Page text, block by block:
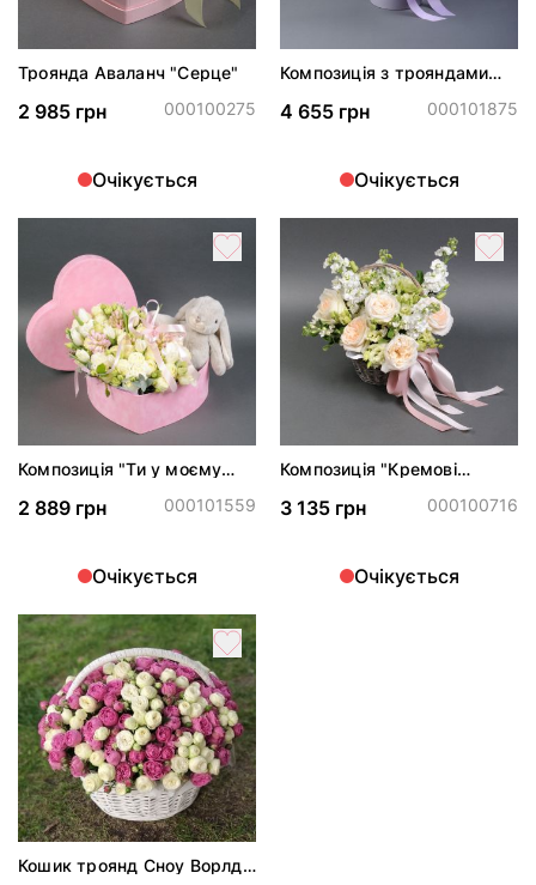
Троянда Аваланч "Серце"
2 985 грн 000100275
Очікується
Композиція з трояндами
4 655 грн 000101875
Очікується
Композиція "Ти у моєму
2 889 грн 000101559
Очікується
Композиція "Кремові
3 135 грн 000100716
Очікується
Кошик троянд Сноу Ворлд і